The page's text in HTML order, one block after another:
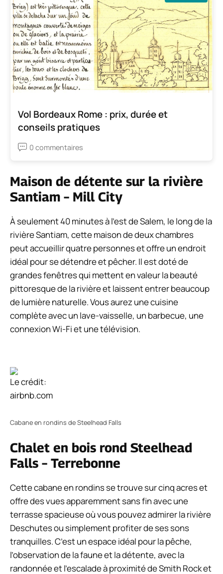
Vol Bordeaux Rome : prix, durée et
conseils pratiques
0 commentaires
Maison de détente sur la rivière
Santiam – Mill City
À seulement 40 minutes à l’est de Salem, le long de la
rivière Santiam, cette maison de deux chambres
peut accueillir quatre personnes et offre un endroit
idéal pour se détendre et pêcher. Il est doté de
grandes fenêtres qui mettent en valeur la beauté
pittoresque de la rivière et laissent entrer beaucoup
de lumière naturelle. Vous aurez une cuisine
complète avec un lave-vaisselle, un barbecue, une
connexion Wi-Fi et une télévision.
Le crédit:
airbnb.com
Cabane en rondins de Steelhead Falls
Chalet en bois rond Steelhead
Falls – Terrebonne
Cette cabane en rondins se trouve sur cinq acres et
offre des vues apparemment sans fin avec une
terrasse spacieuse où vous pouvez admirer la rivière
Deschutes ou simplement profiter de ses sons
tranquilles. C’est un espace idéal pour la pêche,
l’observation de la faune et la détente, avec la
randonnée et l’escalade à proximité de Smith Rock et